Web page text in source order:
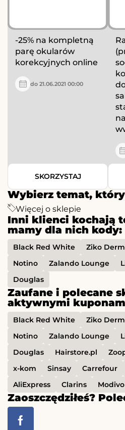
Wybierz temat,
Więcej o sklepie
Inni klienci kochają
mamy dla nich kody:
Black Red White Ziko
Notino
Zalando Lounge
Douglas
Zaufane i polecane
aktywnymi
Black Red White Ziko
Notino
Zalando Lounge
Douglas
Hairstore.pl
x-kom
Sinsay Carrefour
AliExpress
Clarins Modivo
Zaoszczędziłeś?
-25% na kompletną
parę okularów
korekcyjnych online
do 21.06.2021 00:00
SKORZYSTAJ
na